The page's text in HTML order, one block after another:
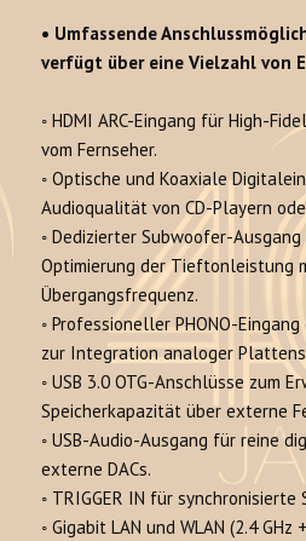
• Umfassende
verfügt über eine Vielzahl von
◦HDMI ARC-Eingang für High-
vom Fernseher.
◦Optische und Koaxiale
Audioqualität von CD-Playern
◦ Dedizierter Subwoofer-Ausgang
Optimierung der Tieftonleistung
Übergangsfrequenz.
◦Professioneller PHONO-Eingang
zur Integration analoger
◦USB 3.0 OTG-Anschlüsse zum
Speicherkapazität über externe
◦USB-Audio-Ausgang für reine
externe DACs.
◦ TRIGGER IN für synchronisierte
◦Gigabit LAN und WLAN (2.4 GHz